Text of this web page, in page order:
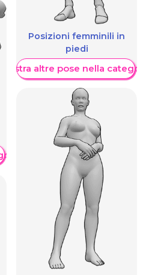
Posizioni femminili in
piedi
Mostra altre pose nella